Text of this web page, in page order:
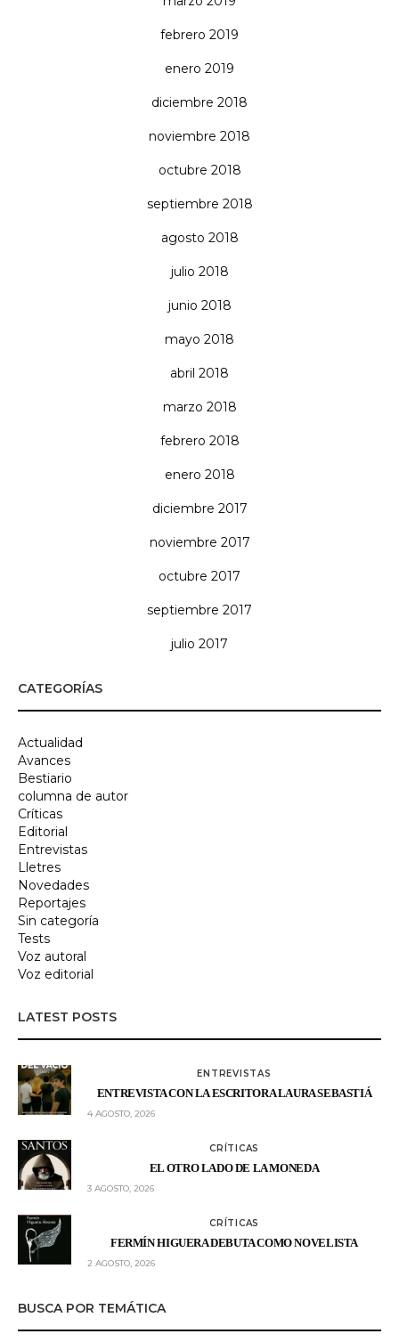
febrero 2019
enero 2019
diciembre 2018
noviembre 2018
octubre 2018
septiembre 2018
agosto 2018
julio 2018
junio 2018
mayo 2018
abril 2018
marzo 2018
febrero 2018
enero 2018
diciembre 2017
noviembre 2017
octubre 2017
septiembre 2017
julio 2017
CATEGORÍAS
Actualidad
Avances
Bestiario
columna de autor
Críticas
Editorial
Entrevistas
Lletres
Novedades
Reportajes
Sin categoría
Tests
Voz autoral
Voz editorial
LATEST POSTS
ENTREVISTAS
ENTREVISTA CON LA ESCRITORA LAURA SEBASTIÁ
4 AGOSTO, 2026
CRÍTICAS
EL OTRO LADO DE LA MONEDA
3 AGOSTO, 2026
CRÍTICAS
FERMÍN HIGUERA DEBUTA COMO NOVELISTA
2 AGOSTO, 2026
BUSCA POR TEMÁTICA